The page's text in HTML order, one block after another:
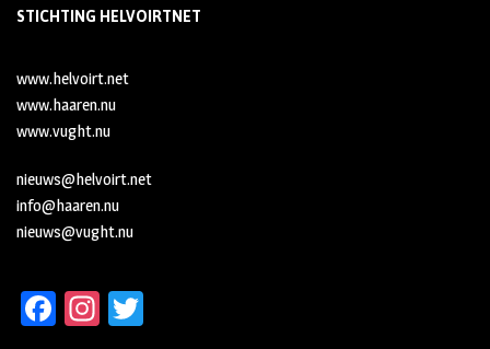
STICHTING HELVOIRTNET
www.helvoirt.net
www.haaren.nu
www.vught.nu
nieuws@helvoirt.net
info@haaren.nu
nieuws@vught.nu
Fa In